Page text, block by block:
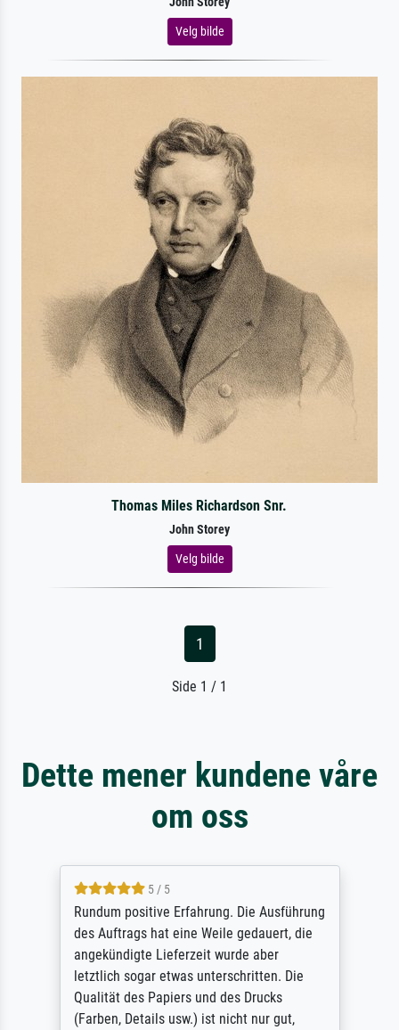
Velg bilde
Thomas Miles Richardson Snr.
John Storey
Velg bilde
1
Side 1 / 1
Dette mener kundene våre
om oss
5 / 5
Rundum positive Erfahrung. Die Ausführung
des Auftrags hat eine Weile gedauert, die
angekündigte Lieferzeit wurde aber
letztlich sogar etwas unterschritten. Die
Qualität des Papiers und des Drucks
(Farben, Details usw.) ist nicht nur gut,